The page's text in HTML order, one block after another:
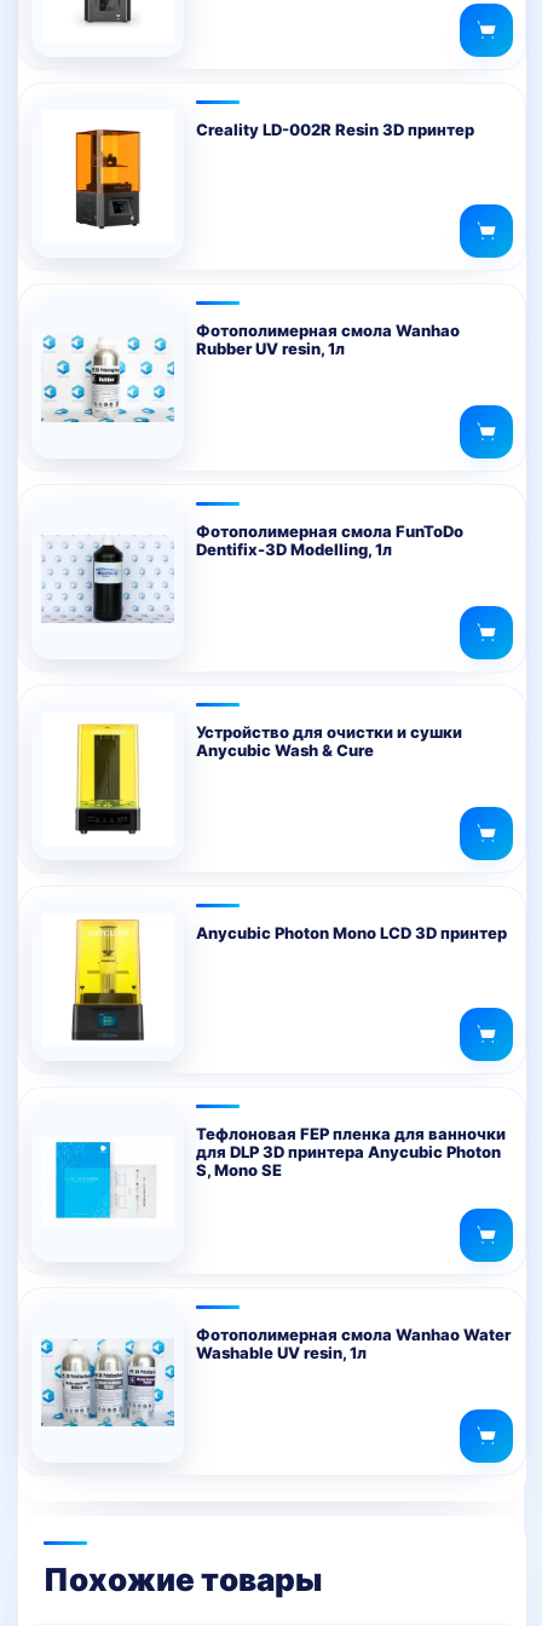
Creality LD-002R Resin 3D принтер
Фотополимерная смола Wanhao
Rubber UV resin, 1л
Фотополимерная смола FunToDo
Dentifix-3D Modelling, 1л
Устройство для очистки и сушки
Anycubic Wash & Cure
Anycubic Photon Mono LCD 3D принтер
Тефлоновая FEP пленка для ванночки
для DLP 3D принтера Anycubic Photon
S, Mono SE
Фотополимерная смола Wanhao Water
Washable UV resin, 1л
Похожие товары